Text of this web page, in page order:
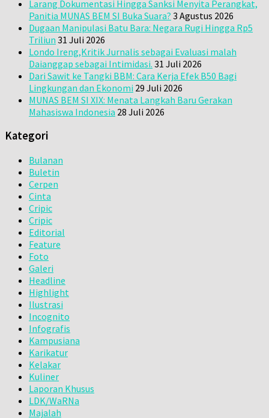
Larang Dokumentasi Hingga Sanksi Menyita Perangkat,
Panitia MUNAS BEM SI Buka Suara? 3 Agustus 2026
Dugaan Manipulasi Batu Bara: Negara Rugi Hingga Rp5
Triliun 31 Juli 2026
Londo Ireng,Kritik Jurnalis sebagai Evaluasi malah
Daianggap sebagai Intimidasi. 31 Juli 2026
Dari Sawit ke Tangki BBM: Cara Kerja Efek B50 Bagi
Lingkungan dan Ekonomi 29 Juli 2026
MUNAS BEM SI XIX: Menata Langkah Baru Gerakan
Mahasiswa Indonesia 28 Juli 2026
Kategori
Bulanan
Buletin
Cerpen
Cinta
Cripic
Cripic
Editorial
Feature
Foto
Galeri
Headline
Highlight
Ilustrasi
Incognito
Infografis
Kampusiana
Karikatur
Kelakar
Kuliner
Laporan Khusus
LDK/WaRNa
Majalah